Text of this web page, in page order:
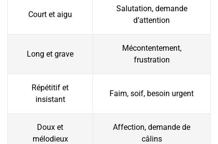
Court et aigu
Salutation, demande
d’attention
Long et grave
Mécontentement,
frustration
Répétitif et
insistant
Faim, soif, besoin urgent
Doux et
mélodieux
Affection, demande de
câlins